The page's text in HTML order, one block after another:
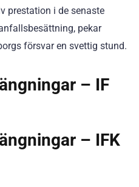
prestation i de senaste
pekar
försvar en svettig stund.
– IF
– IFK